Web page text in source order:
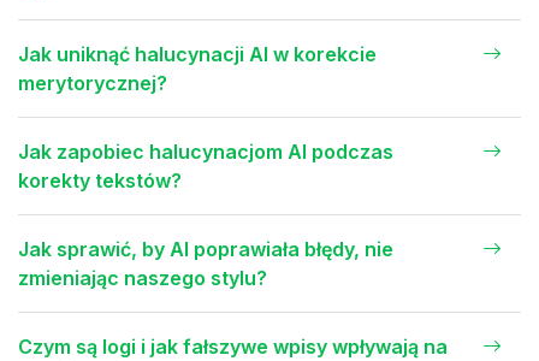
Jak uniknąć halucynacji AI w korekcie
merytorycznej?
Jak zapobiec halucynacjom AI podczas
korekty tekstów?
Jak sprawić, by AI poprawiała błędy, nie
zmieniając naszego stylu?
Czym są logi i jak fałszywe wpisy wpływają na